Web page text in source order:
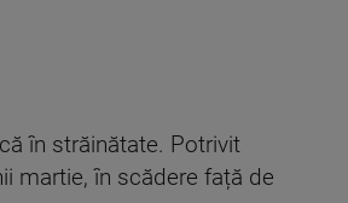
în străinătate. Potrivit
martie, în scădere față de